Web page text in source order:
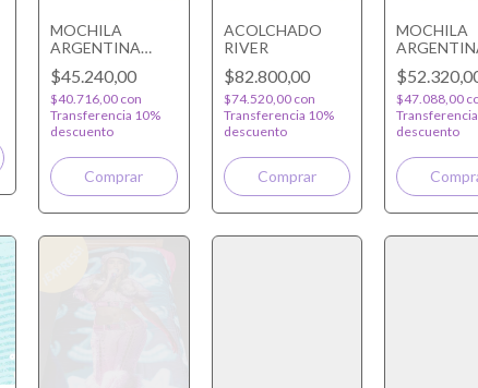
MOCHILA
ARGENTINA
MESSI JARDIN
$45.240,00
$40.716,00 con
Transferencia 10%
descuento
ACOLCHADO
RIVER
$82.800,00
$74.520,00 con
Transferencia 10%
descuento
MOCHILA
MESSI
$47.088,00
descuento